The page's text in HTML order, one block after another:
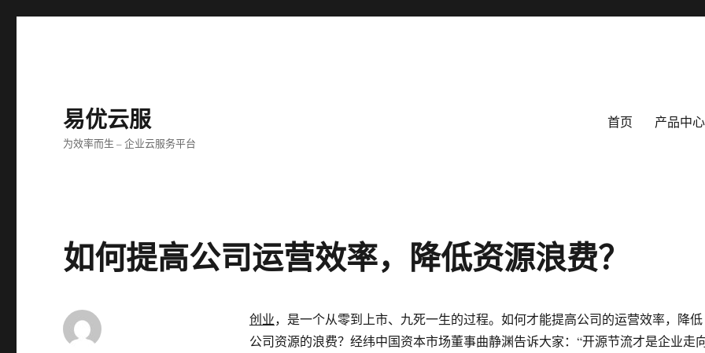
易优云服
为效率而生 – 企业云服务平台
首页 产品中心
如何提高公司运营效率，降低资源浪费？
创业，是一个从零到上市、九死一生的过程。如何才能提高公司的运营效率，降低
公司资源的浪费？经纬中国资本市场董事曲静渊告诉大家：“开源节流才是企业走